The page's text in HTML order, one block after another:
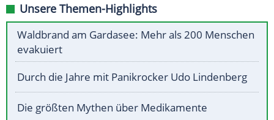
Unsere Themen-Highlights
Waldbrand am Gardasee: Mehr als 200 Menschen
evakuiert
Durch die Jahre mit Panikrocker Udo Lindenberg
Die größten Mythen über Medikamente